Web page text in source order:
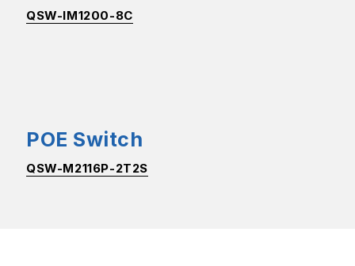
QSW-IM1200-8C
POE Switch
QSW-M2116P-2T2S